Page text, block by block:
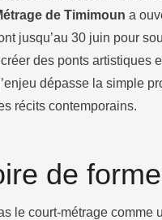
de Timimoun a
jusqu’au 30 juin pour
créer des ponts
dépasse la simple
récits contemporains.
de
le court-métrage